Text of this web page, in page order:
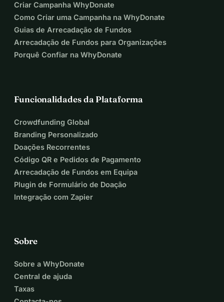
Criar Campanha WhyDonate
Como Criar uma Campanha na WhyDonate
Guias de Arrecadação de Fundos
Arrecadação de Fundos para Organizações
Porquê Confiar na WhyDonate
Funcionalidades da Plataforma
Crowdfunding Global
Branding Personalizado
Doações Recorrentes
Código QR e Pedidos de Pagamento
Arrecadação de Fundos em Equipa
Plugin de Formulário de Doação
Integração com Zapier
Sobre
Sobre a WhyDonate
Central de ajuda
Taxas